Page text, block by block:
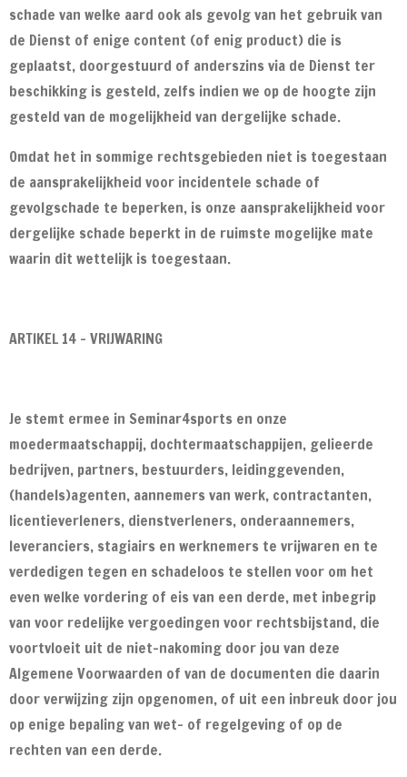
schade van welke aard ook als gevolg van het gebruik van
de Dienst of enige content (of enig product) die is
geplaatst, doorgestuurd of anderszins via de Dienst ter
beschikking is gesteld, zelfs indien we op de hoogte zijn
gesteld van de mogelijkheid van dergelijke schade.
Omdat het in sommige rechtsgebieden niet is toegestaan
de aansprakelijkheid voor incidentele schade of
gevolgschade te beperken, is onze aansprakelijkheid voor
dergelijke schade beperkt in de ruimste mogelijke mate
waarin dit wettelijk is toegestaan.
ARTIKEL 14 - VRIJWARING
Je stemt ermee in Seminar4sports en onze
moedermaatschappij, dochtermaatschappijen, gelieerde
bedrijven, partners, bestuurders, leidinggevenden,
(handels)agenten, aannemers van werk, contractanten,
licentieverleners, dienstverleners, onderaannemers,
leveranciers, stagiairs en werknemers te vrijwaren en te
verdedigen tegen en schadeloos te stellen voor om het
even welke vordering of eis van een derde, met inbegrip
van voor redelijke vergoedingen voor rechtsbijstand, die
voortvloeit uit de niet-nakoming door jou van deze
Algemene Voorwaarden of van de documenten die daarin
door verwijzing zijn opgenomen, of uit een inbreuk door jou
op enige bepaling van wet- of regelgeving of op de
rechten van een derde.